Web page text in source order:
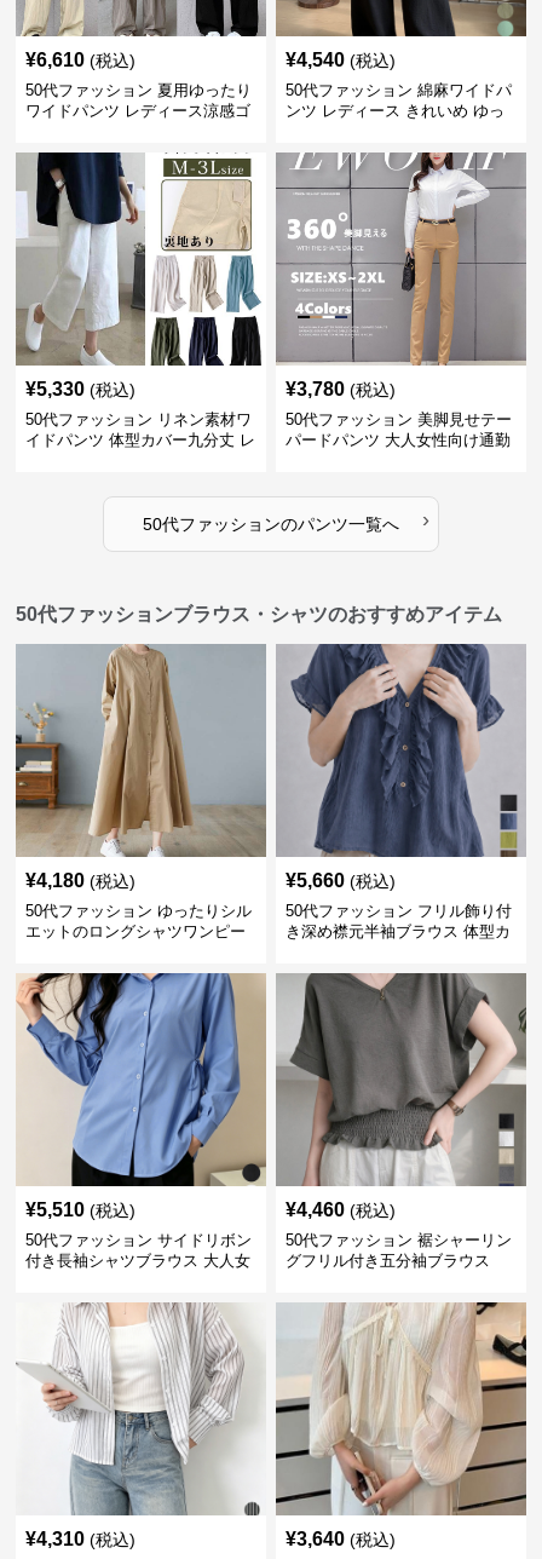
¥6,610 (税込)
50代ファッション 夏用ゆったり
ワイドパンツ レディース涼感ゴ
¥4,540 (税込)
50代ファッション 綿麻ワイドパ
ンツ レディース きれいめ ゆっ
¥5,330 (税込)
50代ファッション リネン素材ワ
イドパンツ 体型カバー九分丈 レ
¥3,780 (税込)
50代ファッション 美脚見せテー
パードパンツ 大人女性向け通勤
50代ファッションのパンツ一覧へ ›
50代ファッションブラウス・シャツのおすすめアイテム
¥4,180 (税込)
50代ファッション ゆったりシル
エットのロングシャツワンピー
¥5,660 (税込)
50代ファッション フリル飾り付
き深め襟元半袖ブラウス 体型カ
¥5,510 (税込)
50代ファッション サイドリボン
付き長袖シャツブラウス 大人女
¥4,460 (税込)
50代ファッション 裾シャーリン
グフリル付き五分袖ブラウス
¥4,310 (税込) ¥3,640 (税込)